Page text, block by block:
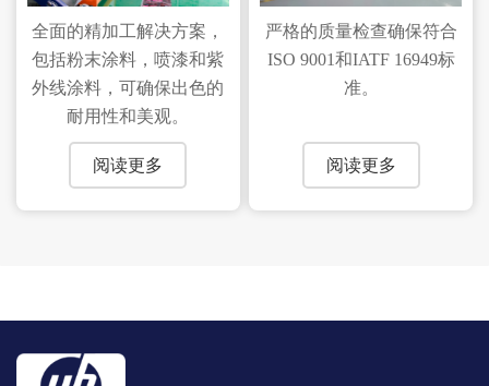
全面的精加工解决方案，
包括粉末涂料，喷漆和紫
外线涂料，可确保出色的
耐用性和美观。
阅读更多
严格的质量检查确保符合
ISO 9001和IATF 16949标
准。
阅读更多